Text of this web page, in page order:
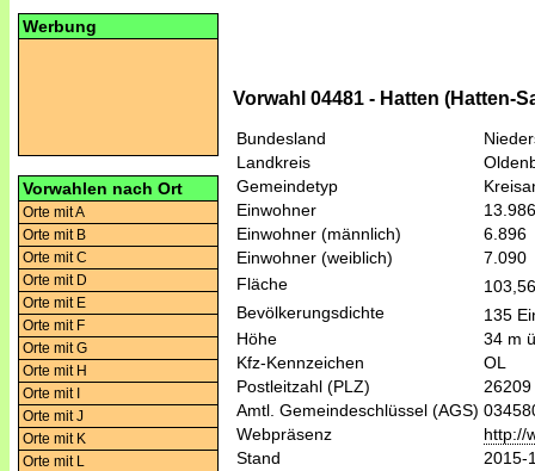
Werbung
Vorwahlen nach Ort
Orte mit A
Orte mit B
Orte mit C
Orte mit D
Orte mit E
Orte mit F
Orte mit G
Orte mit H
Orte mit I
Orte mit J
Orte mit K
Orte mit L
Vorwahl 04481 - Hatten (Hatten-
Bundesland
Landkreis
Gemeindetyp
Einwohner
13.986
Einwohner (männlich)
6.896
Einwohner (weiblich)
7.090
Fläche
Bevölkerungsdichte
135
Höhe
34 m
Kfz-Kennzeichen
OL
Postleitzahl (PLZ)
26209
Amtl. Gemeindeschlüssel (AGS)
Webpräsenz
http://
Stand
2015-